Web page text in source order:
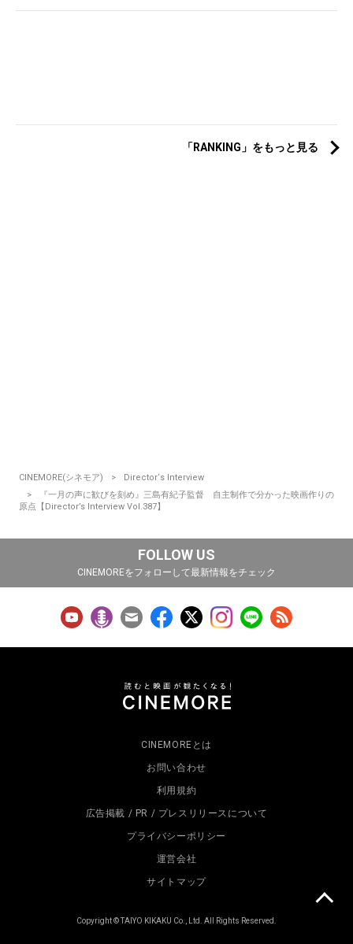
「RANKING」をもっと見る
CINEMORE(シネモア)
Director‘s Interview
『一月の声に歓びを刻め』三島有紀子監督 自主制作で分かった映画作りの
原点【Director’s Interview Vol.387】
FOLLOW US
CINEMOREをフォローして最新情報をチェック
CINEMOREとは
お問い合わせ
利用規約
広告掲載 / PR / プレスリリースについて
プライバシーポリシー
運営会社
サイトマップ
Copyright © TAIYO KIKAKU Co., Ltd. All Rights Reserved.